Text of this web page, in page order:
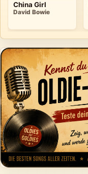
China Girl
David Bowie